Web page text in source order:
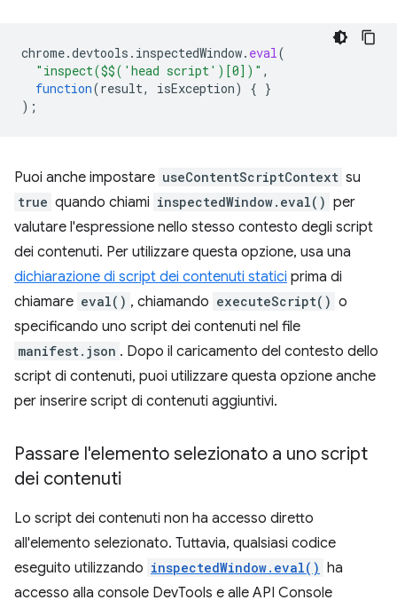
chrome.devtools . inspectedWindow. eval(
"inspect($$('head script')[0])" ,
function(result, isException) { }
);
Puoi anche impostare useContentScriptContext su
true quando chiami inspectedWindow.eval() per
valutare l'espressione nello stesso contesto degli script
dei contenuti. Per utilizzare questa opzione, usa una
dichiarazione di script dei contenuti statici prima di
chiamare eval() , chiamando executeScript() o
specificando uno script dei contenuti nel file
manifest.json . Dopo il caricamento del contesto dello
script di contenuti, puoi utilizzare questa opzione anche
per inserire script di contenuti aggiuntivi.
Passare l'elemento selezionato a uno script
dei contenuti
Lo script dei contenuti non ha accesso diretto
all'elemento selezionato. Tuttavia, qualsiasi codice
eseguito utilizzando inspectedWindow.eval() ha
accesso alla console DevTools e alle API Console